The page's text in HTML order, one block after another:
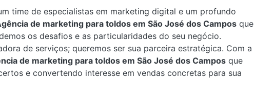
time de especialistas em marketing digital e um profundo
de marketing para toldos em São José dos Campos que
os desafios e as particularidades do seu negócio.
de serviços; queremos ser sua parceira estratégica. Com a
de marketing para toldos em São José dos Campos que
e convertendo interesse em vendas concretas para sua